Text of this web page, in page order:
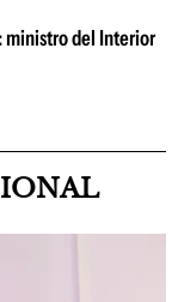
ministro del Interior